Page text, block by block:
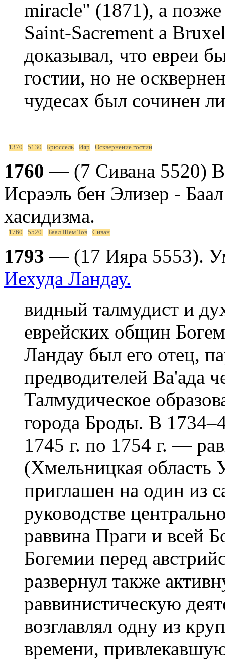
miracle" (1871), a
Saint-Sacrement a
доказывал, что евреи
гостии, но не
чудесах был сочинен
1370 5130 Брюссель Ияр Осквернение гостии
1760 — (7 Сивана 5520)
Исраэль бен Элизер -
хасидизма.
1760 5520 Баал Шем Тов Сиван
1793 — (17 Ияра 5553).
Иехуда Ландау.
видный талмудист и
еврейских общин
Ландау был его отец,
предводителей Ва'ада
Талмудическое
города Броды. В
1745 г. по 1754 г. —
(Хмельницкая
приглашен на один из
руководстве
раввина Праги и всей
Богемии перед
развернул также
раввинистическую
возглавлял одну из
времени,